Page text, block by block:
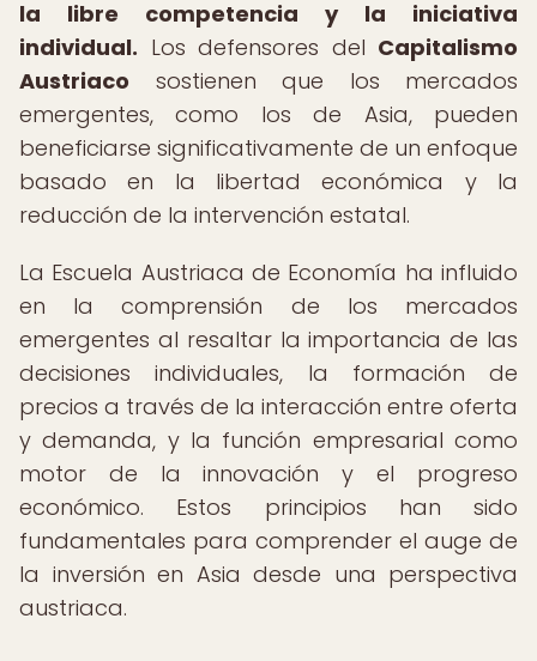
la libre competencia y la iniciativa
individual. Los defensores del Capitalismo
Austriaco sostienen que los mercados
emergentes, como los de Asia, pueden
beneficiarse significativamente de un enfoque
basado en la libertad económica y la
reducción de la intervención estatal.
La Escuela Austriaca de Economía ha influido
en la comprensión de los mercados
emergentes al resaltar la importancia de las
decisiones individuales, la formación de
precios a través de la interacción entre oferta
y demanda, y la función empresarial como
motor de la innovación y el progreso
económico. Estos principios han sido
fundamentales para comprender el auge de
la inversión en Asia desde una perspectiva
austriaca.